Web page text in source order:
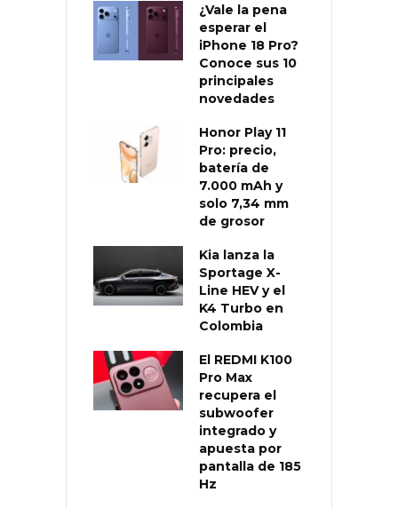
¿Vale la pena
esperar el
iPhone 18 Pro?
Conoce sus 10
principales
novedades
Honor Play 11
Pro: precio,
batería de
7.000 mAh y
solo 7,34 mm
de grosor
Kia lanza la
Sportage X-
Line HEV y el
K4 Turbo en
Colombia
El REDMI K100
Pro Max
recupera el
subwoofer
integrado y
apuesta por
pantalla de 185
Hz